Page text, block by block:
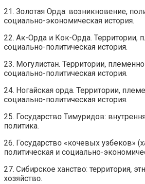
21. Золотая Орда: возникновение,
социально-экономическая история.
22. Ак-Орда и Кок-Орда. Территории,
социально-политическая история.
23. Могулистан. Территории,
социально-политическая история.
24. Ногайская орда. Территории,
социально-политическая история.
25. Государство Тимуридов:
политика.
26. Государство «кочевых узбеков»
политическая и социально-
27. Сибирское ханство: территория,
хозяйство.